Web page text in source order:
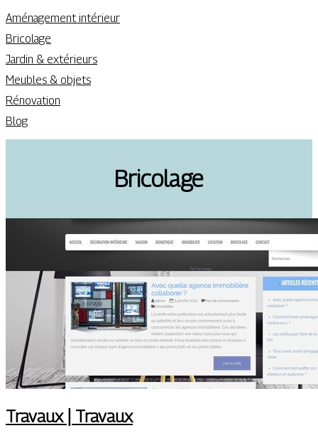
Aménagement intérieur
Bricolage
Jardin & extérieurs
Meubles & objets
Rénovation
Blog
Bricolage
Travaux | Travaux